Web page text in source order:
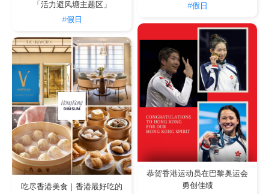
#假日
「活力避风塘主题区」
#假日
恭贺香港运动员在巴黎奥运会
勇创佳绩
吃尽香港美食｜香港最好吃的